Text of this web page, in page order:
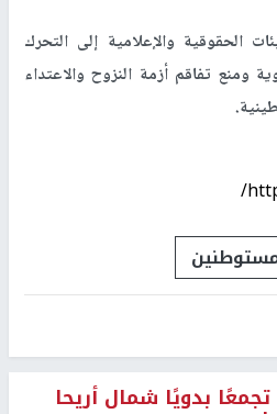
الحقوقية والإعلامية إلى التحرك
ومنع تفاقم أزمة النزوح والاعتداء
بدويًا شمال أريحا